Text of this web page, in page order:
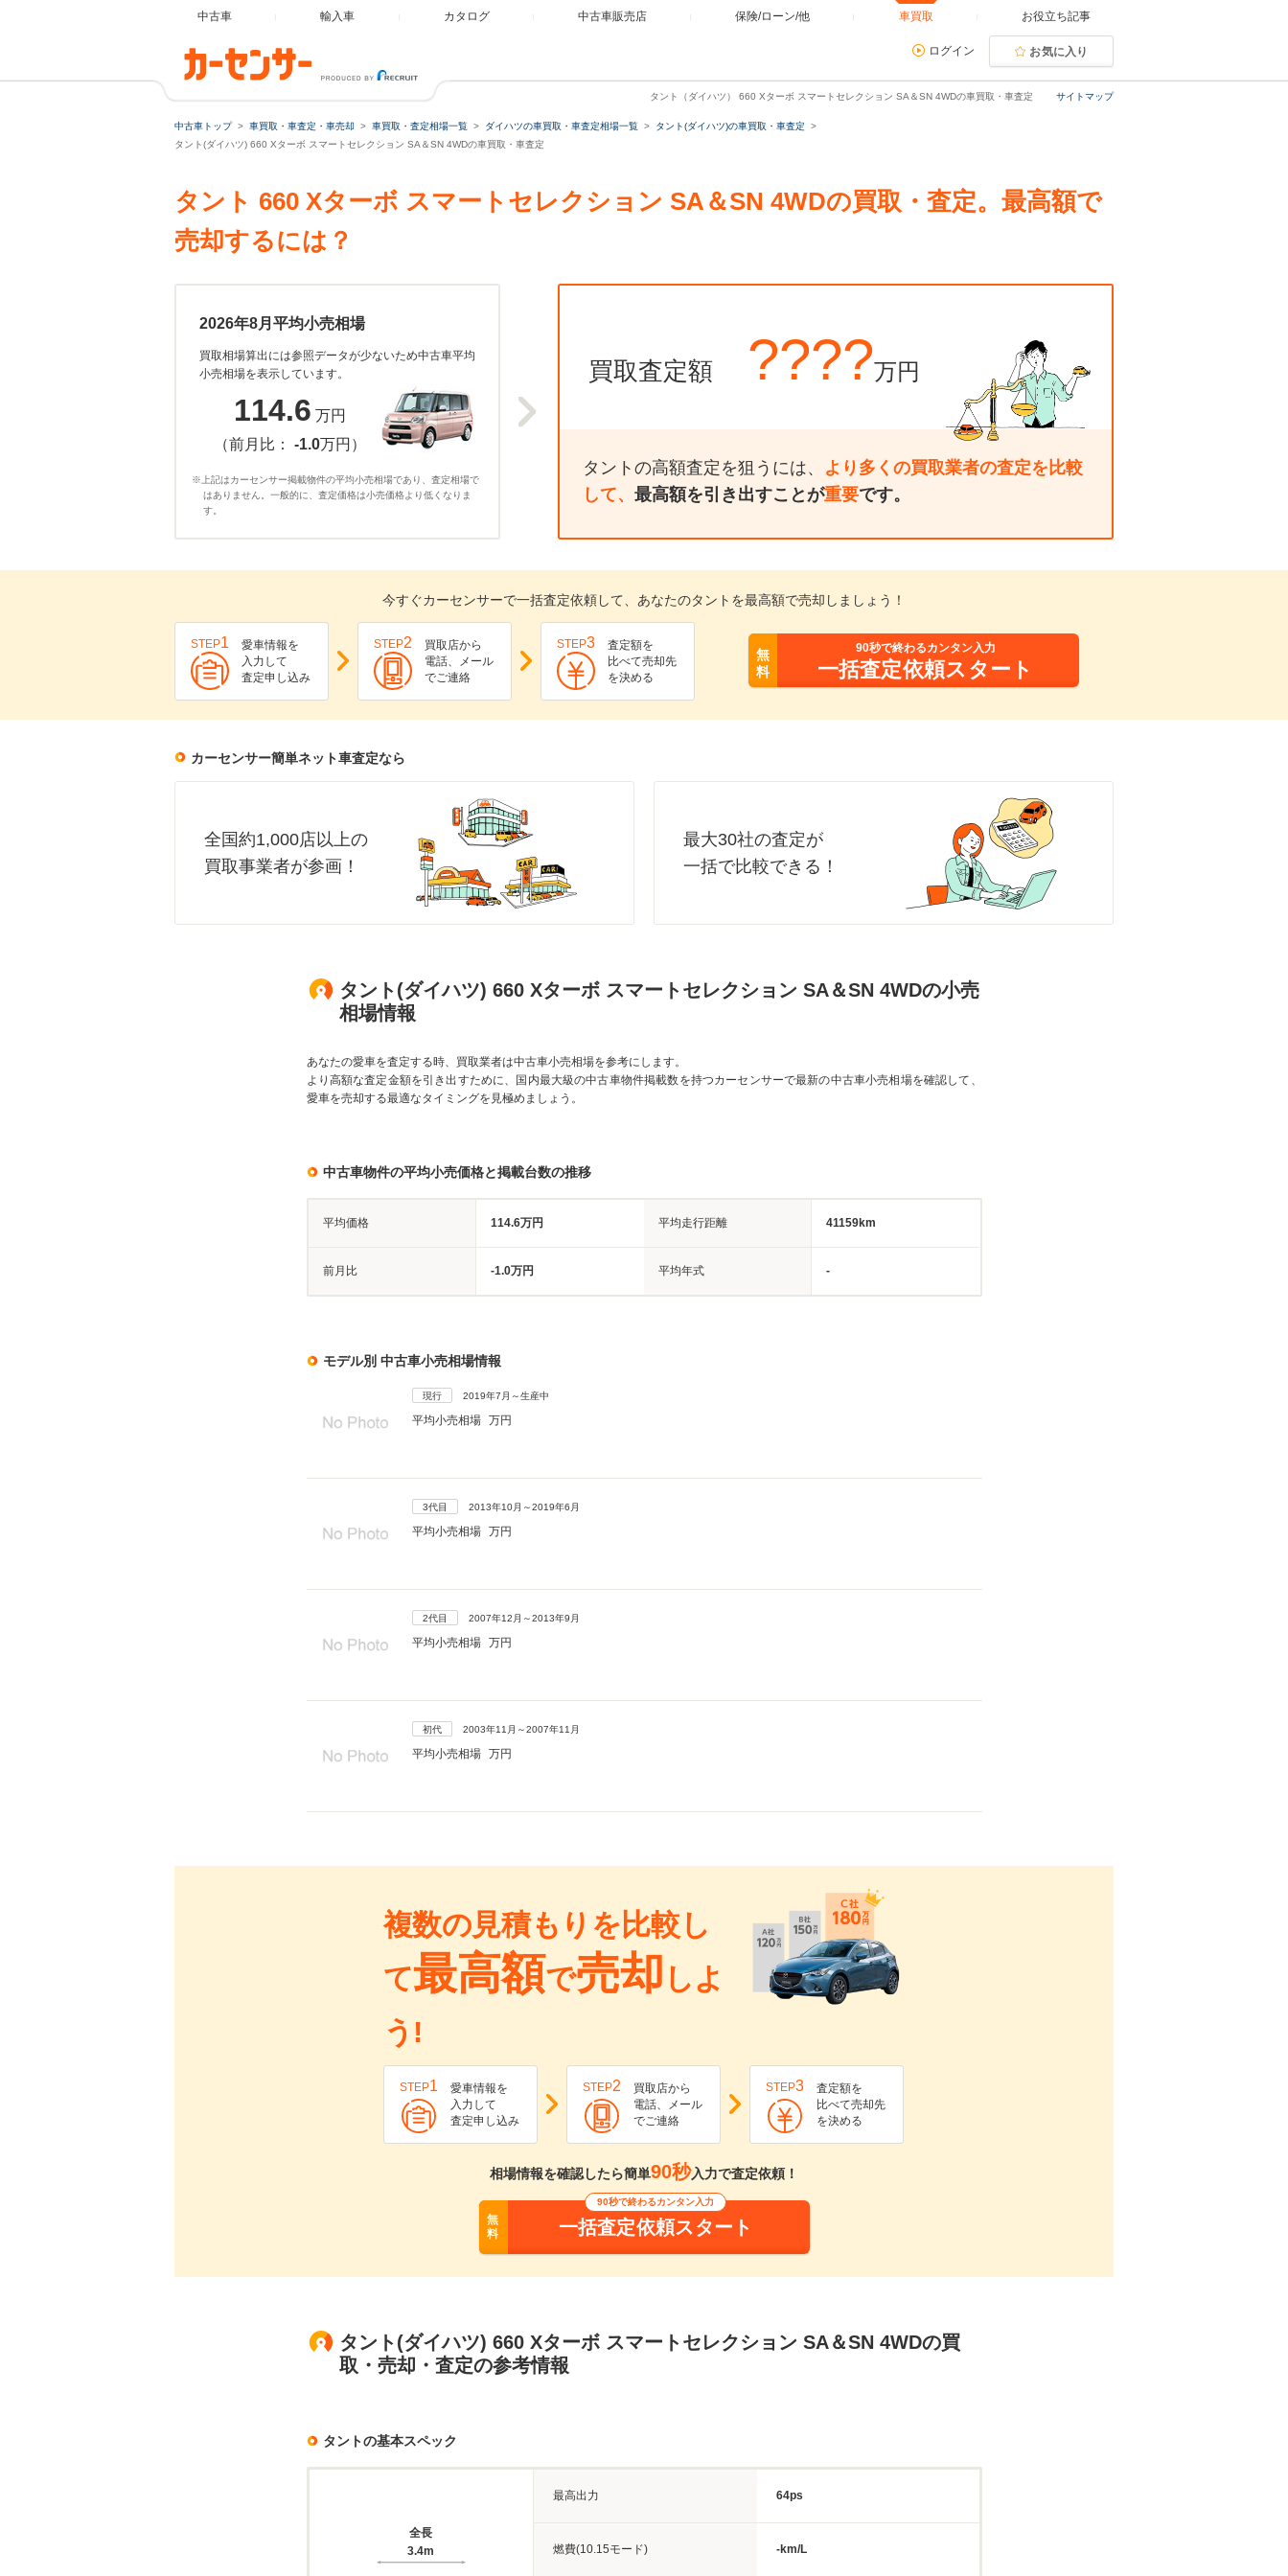
中古車 輸入車 カタログ 中古車販売店 保険/ローン/他 車買取 お役立ち記事
ログイン お気に入り
サイトマップ
タント（ダイハツ） 660 Xターボ スマートセレクション SA＆SN 4WDの車買取・車査定
中古車トップ 車買取・車査定・車売却 車買取・査定相場一覧 ダイハツの車買取・車査定相場一覧
タント(ダイハツ)の車買取・車査定
タント(ダイハツ) 660 Xターボ スマートセレクション SA＆SN 4WDの車買取・車査定
タント 660 Xターボ スマートセレクション SA＆SN 4WDの買取・査定。最高額で
売却するには？
2026年8月平均小売相場
買取相場算出には参照データが少ないため中古車平均
小売相場を表示しています。
114.6 万円
（前月比： -1.0万円）
※上記はカーセンサー掲載物件の平均小売相場であり、査定相場で
はありません。一般的に、査定価格は小売価格より低くなりま
す。
買取査定額 ????万円
タントの高額査定を狙うには、 より多くの買取業者の査定を比較
して、 最高額を引き出すことが重要です。
今すぐカーセンサーで一括査定依頼して、あなたのタントを最高額で売却しましょう！
STEP1
愛車情報を
入力して
査定申し込み
STEP2
買取店から
電話、メール
でご連絡
STEP3
査定額を
比べて売却先
を決める
無
料
90秒で終わるカンタン入力
一括査定依頼スタート
カーセンサー簡単ネット車査定なら
全国約1,000店以上の
買取事業者が参画！
最大30社の査定が
一括で比較できる！
タント(ダイハツ) 660 Xターボ スマートセレクション SA＆SN 4WDの小売
相場情報
あなたの愛車を査定する時、買取業者は中古車小売相場を参考にします。
より高額な査定金額を引き出すために、国内最大級の中古車物件掲載数を持つカーセンサーで最新の中古車小売相場を確認して、
愛車を売却する最適なタイミングを見極めましょう。
中古車物件の平均小売価格と掲載台数の推移
平均価格 114.6万円 平均走行距離 41159km
前月比 -1.0万円 平均年式 -
モデル別 中古車小売相場情報
現行 2019年7月～生産中
平均小売相場 万円
3代目 2013年10月～2019年6月
平均小売相場 万円
2代目 2007年12月～2013年9月
平均小売相場 万円
初代 2003年11月～2007年11月
平均小売相場 万円
複数の見積もりを比較し
て最高額で売却 しよ
う!
STEP1
愛車情報を
入力して
査定申し込み
STEP2
買取店から
電話、メール
でご連絡
STEP3
査定額を
比べて売却先
を決める
相場情報を確認したら簡単90秒入力で査定依頼！
無
料
90秒で終わるカンタン入力
一括査定依頼スタート
タント(ダイハツ) 660 Xターボ スマートセレクション SA＆SN 4WDの買
取・売却・査定の参考情報
タントの基本スペック
全長
3.4m
最高出力 64ps
燃費(10.15モード) -km/L